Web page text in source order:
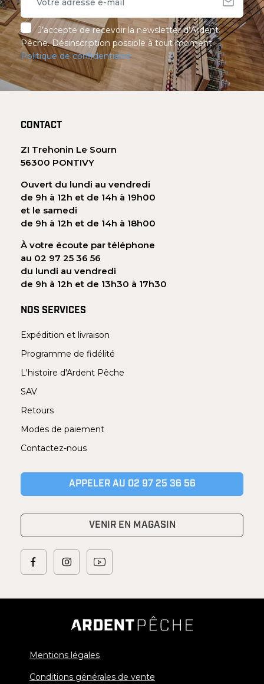
J’accepte de recevoir la newsletter d’Ardent
Pêche. Désinscription possible à tout moment.
Politique de confidentialité
CONTACT
ZI Trehonin Le Sourn
56300 PONTIVY
Ouvert du lundi au vendredi
de 9h à 12h et de 14h à 19h00
et le samedi
de 9h à 12h et de 14h à 18h00
À votre écoute par téléphone
au 02 97 25 36 56
du lundi au vendredi
de 9h à 12h et de 13h30 à 17h30
NOS SERVICES
Expédition et livraison
Programme de fidélité
L'histoire d'Ardent Pêche
SAV
Retours
Modes de paiement
Contactez-nous
APPELER AU 02 97 25 36 56
VENIR EN MAGASIN
Mentions légales
Conditions générales de vente